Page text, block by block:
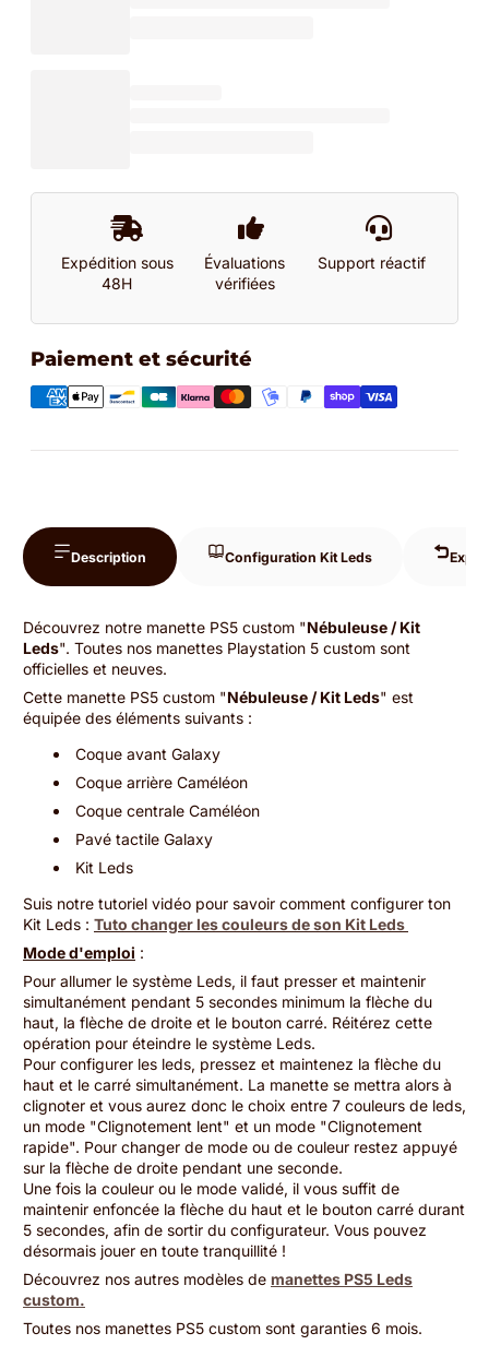
Expédition sous
48H
Évaluations
vérifiées
Support réactif
Paiement et sécurité
Description Configuration Kit Leds
Découvrez notre manette PS5 custom "Nébuleuse / Kit
Leds". Toutes nos manettes Playstation 5 custom sont
officielles et neuves.
Cette manette PS5 custom "Nébuleuse / Kit Leds" est
équipée des éléments suivants :
Coque avant Galaxy
Coque arrière Caméléon
Coque centrale Caméléon
Pavé tactile Galaxy
Kit Leds
Suis notre tutoriel vidéo pour savoir comment configurer ton
Kit Leds : Tuto changer les couleurs de son Kit Leds
Mode d'emploi :
Pour allumer le système Leds, il faut presser et maintenir
simultanément pendant 5 secondes minimum la flèche du
haut, la flèche de droite et le bouton carré. Réitérez cette
opération pour éteindre le système Leds.
Pour configurer les leds, pressez et maintenez la flèche du
haut et le carré simultanément. La manette se mettra alors à
clignoter et vous aurez donc le choix entre 7 couleurs de leds,
un mode "Clignotement lent" et un mode "Clignotement
rapide". Pour changer de mode ou de couleur restez appuyé
sur la flèche de droite pendant une seconde.
Une fois la couleur ou le mode validé, il vous suffit de
maintenir enfoncée la flèche du haut et le bouton carré durant
5 secondes, afin de sortir du configurateur. Vous pouvez
désormais jouer en toute tranquillité !
Découvrez nos autres modèles de manettes PS5 Leds
custom.
Toutes nos manettes PS5 custom sont garanties 6 mois.